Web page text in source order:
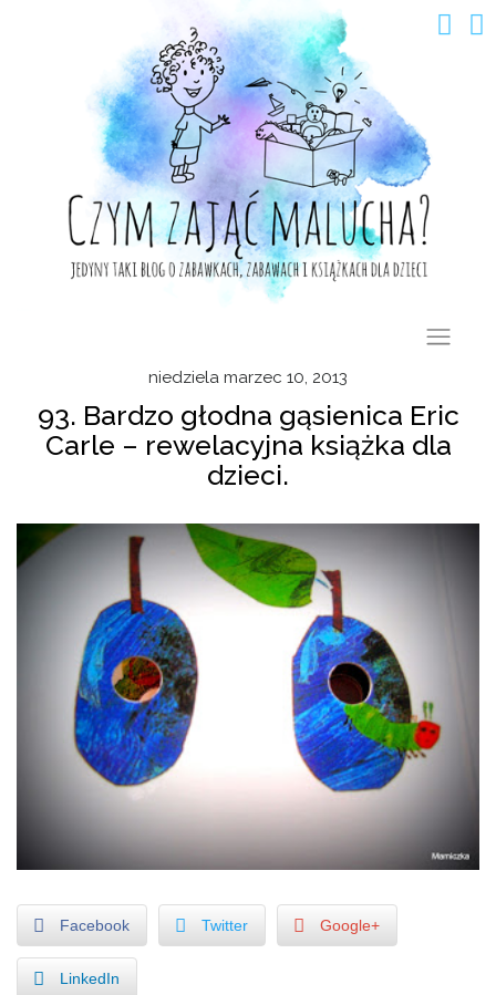
niedziela marzec 10, 2013
93. Bardzo głodna gąsienica Eric
Carle – rewelacyjna książka dla
dzieci.
Facebook Twitter Google+
LinkedIn